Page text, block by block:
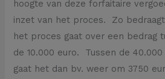
hoogte van deze forfaitaire
inzet van het proces. Zo bedraagt
het proces gaat over een bedrag
de 10.000 euro. Tussen de
gaat het dan bv. weer om 3750